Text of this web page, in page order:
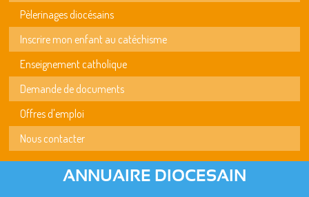
Pèlerinages diocésains
Inscrire mon enfant au catéchisme
Enseignement catholique
Demande de documents
Offres d'emploi
Nous contacter
ANNUAIRE DIOCESAIN